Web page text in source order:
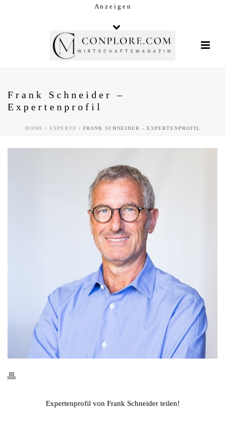
A n z e i g e n
Frank Schneider –
Expertenprofil
HOME / EXPERTE / FRANK SCHNEIDER – EXPERTENPROFIL
Expertenprofil von Frank Schneider teilen!